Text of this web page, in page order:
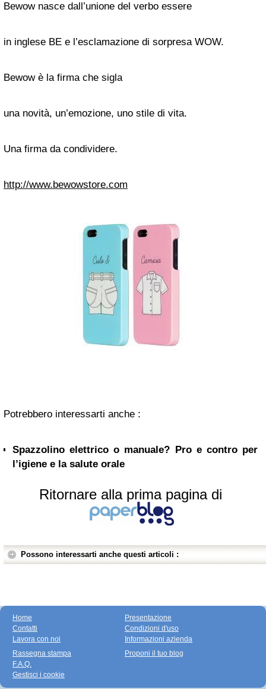
Bewow nasce dall’unione del verbo essere
in inglese BE e l’esclamazione di sorpresa WOW.
Bewow è la firma che sigla
una novità, un’emozione, uno stile di vita.
Una firma da condividere.
http://www.bewowstore.com
Potrebbero interessarti anche :
Spazzolino elettrico o manuale? Pro e contro per
l’igiene e la salute orale
Ritornare alla prima pagina di
Possono interessarti anche questi articoli :
Home
Contatti
Lavora con noi
Presentazione
Condizioni d'uso
Informazioni azienda
Rassegna stampa
F.A.Q.
Gestisci i cookie
Proponi il tuo blog